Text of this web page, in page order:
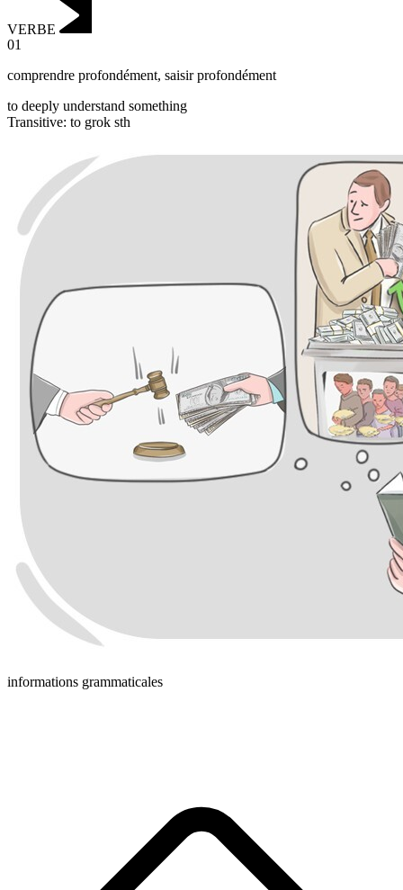
VERBE
01
comprendre profondément, saisir profondément
to deeply understand something
Transitive: to grok sth
informations grammaticales